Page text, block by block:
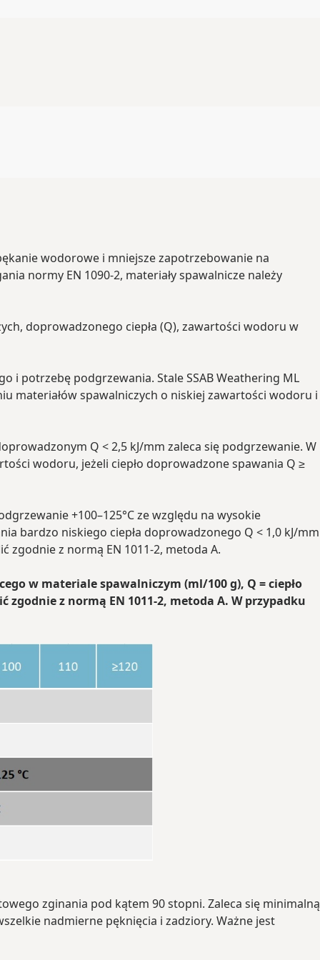
wodorowe i mniejsze zapotrzebowanie na
normy EN 1090-2, materiały spawalnicze należy
doprowadzonego ciepła (Q), zawartości wodoru w
i potrzebę podgrzewania. Stale SSAB Weathering ML
materiałów spawalniczych o niskiej zawartości wodoru i
Q < 2,5 kJ/mm zaleca się podgrzewanie. W
wodoru, jeżeli ciepło doprowadzone spawania Q ≥
+100–125°C ze względu na wysokie
bardzo niskiego ciepła doprowadzonego Q < 1,0 kJ/mm
zgodnie z normą EN 1011-2, metoda A.
w materiale spawalniczym (ml/100 g), Q = ciepło
z normą EN 1011-2, metoda A. W przypadku
zginania pod kątem 90 stopni. Zaleca się minimalną
nadmierne pęknięcia i zadziory. Ważne jest